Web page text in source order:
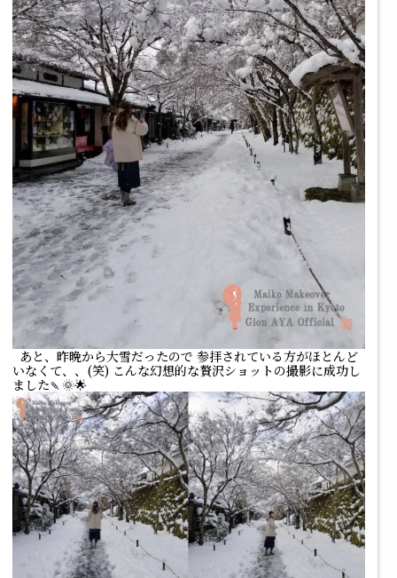
あと、昨晩から大雪だったので 参拝されている方がほとんど
いなくて、、(笑) こんな幻想的な贅沢ショットの撮影に成功し
ました🍡🌞🌟